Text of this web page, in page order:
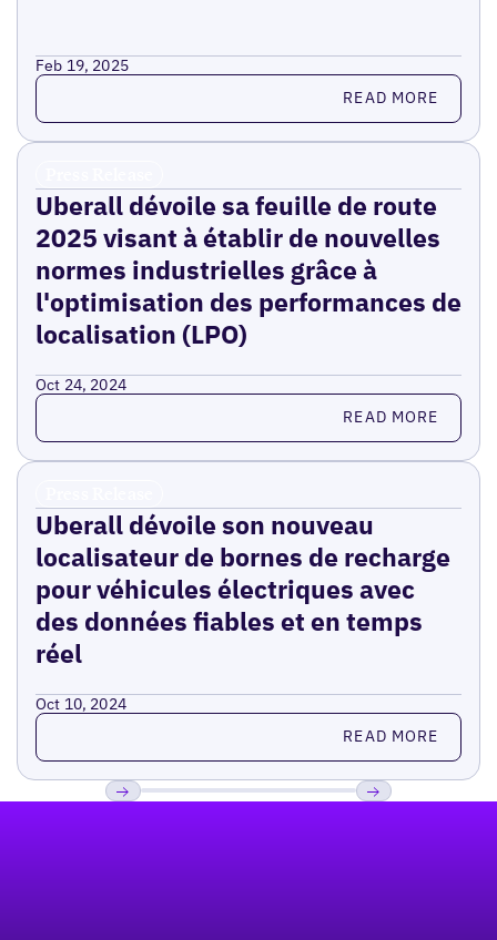
Feb 19, 2025
Read more READ MORE
Uberall dévoile sa feuille de route
2025 visant à établir de nouvelles
normes industrielles grâce à
l'optimisation des performances de
localisation (LPO)
Oct 24, 2024
Read more READ MORE
Uberall dévoile son nouveau
localisateur de bornes de recharge
pour véhicules électriques avec
des données fiables et en temps
réel
Oct 10, 2024
Read more READ MORE